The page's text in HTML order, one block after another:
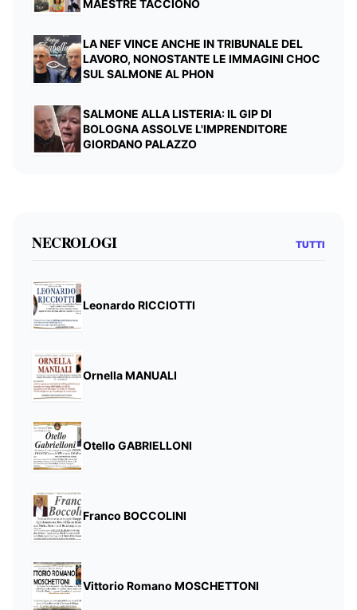
MAESTRE TACCIONO
LA NEF VINCE ANCHE IN TRIBUNALE DEL
LAVORO, NONOSTANTE LE IMMAGINI CHOC
SUL SALMONE AL PHON
SALMONE ALLA LISTERIA: IL GIP DI
BOLOGNA ASSOLVE L'IMPRENDITORE
GIORDANO PALAZZO
NECROLOGI TUTTI
Leonardo RICCIOTTI
Ornella MANUALI
Otello GABRIELLONI
Franco BOCCOLINI
Vittorio Romano MOSCHETTONI